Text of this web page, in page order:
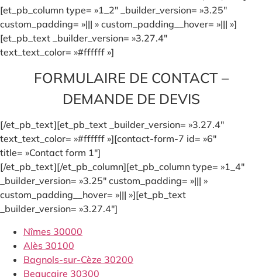
[et_pb_column type= »1_2″ _builder_version= »3.25″
custom_padding= »||| » custom_padding__hover= »||| »]
[et_pb_text _builder_version= »3.27.4″
text_text_color= »#ffffff »]
FORMULAIRE DE CONTACT –
DEMANDE DE DEVIS
[/et_pb_text][et_pb_text _builder_version= »3.27.4″
text_text_color= »#ffffff »][contact-form-7 id= »6″
title= »Contact form 1″]
[/et_pb_text][/et_pb_column][et_pb_column type= »1_4″
_builder_version= »3.25″ custom_padding= »||| »
custom_padding__hover= »||| »][et_pb_text
_builder_version= »3.27.4″]
Nîmes 30000
Alès 30100
Bagnols-sur-Cèze 30200
Beaucaire 30300